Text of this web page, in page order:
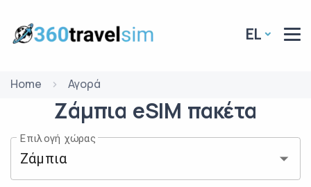
EL
Home Αγορά
Ζάμπια eSIM πακέτα
Επιλογή χώρας